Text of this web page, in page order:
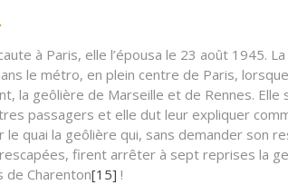
à Paris, elle l’épousa le 23 août 1945.
le métro, en plein centre de Paris,
la geôlière de Marseille et de Rennes.
passagers et elle dut leur expliquer
le quai la geôlière qui, sans demander
firent arrêter à sept reprises la
de Charenton[15] !